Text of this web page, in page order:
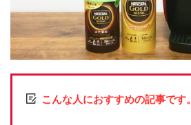
こんな人におすすめの記事です。